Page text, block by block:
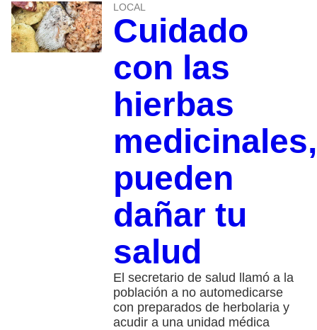
LOCAL
Cuidado
con las
hierbas
medicinales,
pueden
dañar tu
salud
El secretario de salud llamó a la
población a no automedicarse
con preparados de herbolaria y
acudir a una unidad médica